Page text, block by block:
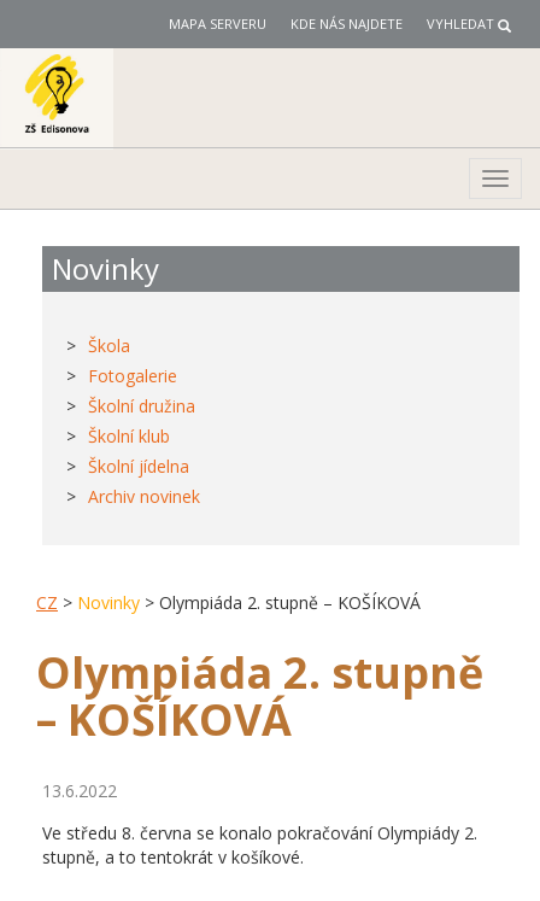
MAPA SERVERU KDE NÁS NAJDETE VYHLEDAT
Novinky
Škola
Fotogalerie
Školní družina
Školní klub
Školní jídelna
Archiv novinek
CZ > Novinky > Olympiáda 2. stupně – KOŠÍKOVÁ
Olympiáda 2. stupně
– KOŠÍKOVÁ
13.6.2022
Ve středu 8. června se konalo pokračování Olympiády 2.
stupně, a to tentokrát v košíkové.